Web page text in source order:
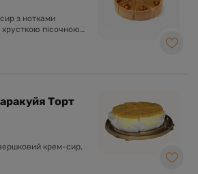
з нотками
хрусткою пісочною
Торт
крем-сир,